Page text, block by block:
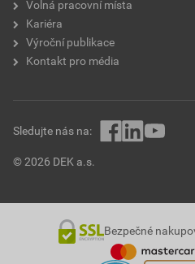
Volná pracovní místa
Kariéra
Výroční publikace
Kontakt pro média
© 2026 DEK a.s.
Sledujte nás na:
Bezpečné